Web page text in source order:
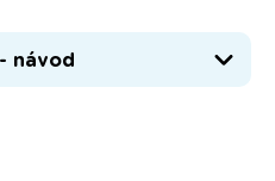
návod